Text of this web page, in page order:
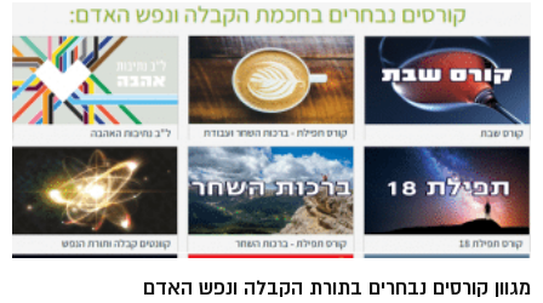
מגוון קורסים נבחרים בתורת הקבלה ונפש האדם